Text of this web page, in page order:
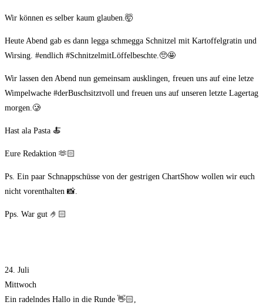
Wir können es selber kaum glauben.🤯
Heute Abend gab es dann legga schmegga Schnitzel mit Kartoffelgratin und
Wirsing. #endlich #SchnitzelmitLöffelbeschte.🥺🤩
Wir lassen den Abend nun gemeinsam ausklingen, freuen uns auf eine letze
Wimpelwache #derBuschsitztvoll und freuen uns auf unseren letzte Lagertag
morgen.🥲
Hast ala Pasta 🍝
Eure Redaktion 🫶🏻
Ps. Ein paar Schnappschüsse von der gestrigen ChartShow wollen wir euch
nicht vorenthalten 📸.
Pps. War gut 🤌🏻
24. Juli
Mittwoch
Ein radelndes Hallo in die Runde 👋🏻,